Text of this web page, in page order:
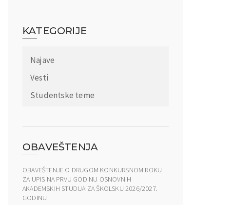
KATEGORIJE
Najave
Vesti
Studentske teme
OBAVEŠTENJA
OBAVEŠTENJE O DRUGOM KONKURSNOM ROKU
ZA UPIS NA PRVU GODINU OSNOVNIH
AKADEMSKIH STUDIJA ZA ŠKOLSKU 2026/2027.
GODINU